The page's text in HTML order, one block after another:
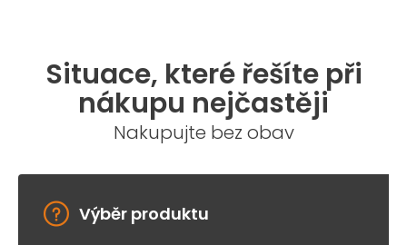
Situace, které řešíte při
nákupu nejčastěji
Nakupujte bez obav
Výběr produktu